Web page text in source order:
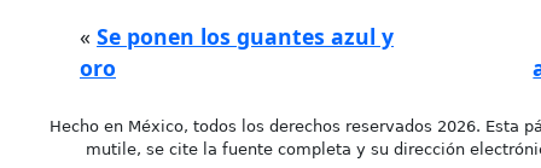
« Se ponen los guantes azul y
oro
Hecho en México, todos los derechos reservados 2026. Esta
mutile, se cite la fuente completa y su dirección